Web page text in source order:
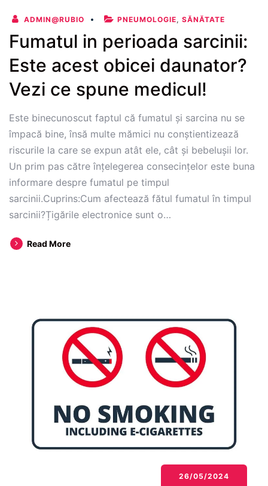
ADMIN@RUBIO PNEUMOLOGIE, SĂNĂTATE
Fumatul in perioada sarcinii:
Este acest obicei daunator?
Vezi ce spune medicul!
Este binecunoscut faptul că fumatul și sarcina nu se
împacă bine, însă multe mămici nu conștientizează
riscurile la care se expun atât ele, cât și bebelușii lor.
Un prim pas către înțelegerea consecințelor este buna
informare despre fumatul pe timpul
sarcinii.Cuprins:Cum afectează fătul fumatul în timpul
sarcinii?Țigările electronice sunt o…
Read More
obicei
daunator?
Vezi
ce
spune
26/05/2024